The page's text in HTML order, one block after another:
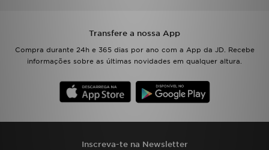
Transfere a nossa App
Compra durante 24h e 365 dias por ano com a App da JD. Recebe
informações sobre as últimas novidades em qualquer altura.
Inscreva-te na Newsletter